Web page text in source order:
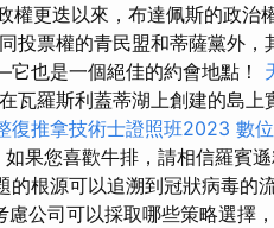
權更迭以來，布達佩斯的政治
投票權的青民盟和蒂薩黨外，
也是一個絕佳的約會地點！
瓦羅斯利蓋蒂湖上創建的島上
復推拿技術士證照班2023 數
果您喜歡牛排，請相信羅賓
根源可以追溯到冠狀病毒的
公司可以採取哪些策略選擇